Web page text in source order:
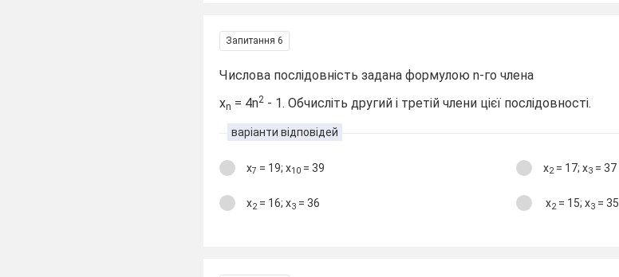
Запитання 6
Числова послідовність задана формулою n-го члена
хn = 4n2 - 1. Обчисліть другий і третій члени цієї послідовності.
варіанти відповідей
х7 = 19; х10 = 39 х2= 17; х3= 37
х2 = 16; х3 = 36 х2 = 15; х3 = 35